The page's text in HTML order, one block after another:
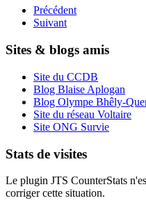
Précédent
Suivant
Sites & blogs amis
Site du CCDB
Blog Blaise Aplogan
Blog Olympe Bhêly-
Site du réseau Voltaire
Site ONG Survie
Stats de visites
Le plugin JTS CounterStats
corriger cette situation.